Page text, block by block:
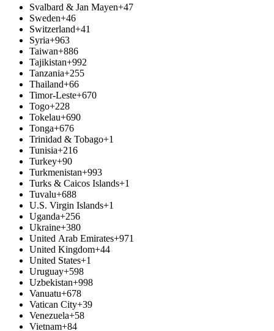
Svalbard & Jan Mayen+47
Sweden+46
Switzerland+41
Syria+963
Taiwan+886
Tajikistan+992
Tanzania+255
Thailand+66
Timor-Leste+670
Togo+228
Tokelau+690
Tonga+676
Trinidad & Tobago+1
Tunisia+216
Turkey+90
Turkmenistan+993
Turks & Caicos Islands+1
Tuvalu+688
U.S. Virgin Islands+1
Uganda+256
Ukraine+380
United Arab Emirates+971
United Kingdom+44
United States+1
Uruguay+598
Uzbekistan+998
Vanuatu+678
Vatican City+39
Venezuela+58
Vietnam+84